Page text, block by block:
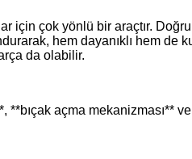
çok yönlü bir araçtır. Doğru
hem dayanıklı hem de
da olabilir.
**bıçak açma